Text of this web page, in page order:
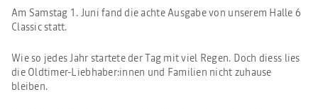
Am Samstag 1. Juni fand die achte Ausgabe von unserem Halle 6
Classic statt.
Wie so jedes Jahr startete der Tag mit viel Regen. Doch diess lies
die Oldtimer-Liebhaber:innen und Familien nicht zuhause
bleiben.